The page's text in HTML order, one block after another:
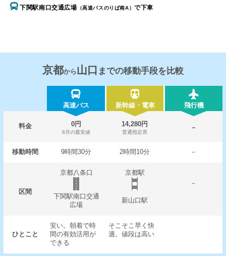
下関駅南口交通広場 （高速バスのりば南A）で下車
京都から山口 までの移動手段を比較
高速バス 新幹線・電車 飛行機
料金 0円
8月の最安値
14,280円
普通指定席
－
移動時間 9時間30分 2時間10分 －
区間
京都八条口
京都駅
－
下関駅南口交通
広場
新山口駅
ひとこと
安い。朝着で時
間の有効活用が
できる
そこそこ早く快
適。値段は高い